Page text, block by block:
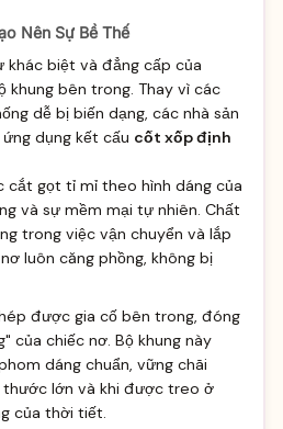
Nên Sự Bề Thế
khác biệt và đẳng cấp của
khung bên trong. Thay vì các
dễ bị biến dạng, các nhà sản
dụng kết cấu cốt xốp định
gọt tỉ mỉ theo hình dáng của
và sự mềm mại tự nhiên. Chất
trong việc vận chuyển và lắp
luôn căng phồng, không bị
được gia cố bên trong, đóng
của chiếc nơ. Bộ khung này
dáng chuẩn, vững chãi
thước lớn và khi được treo ở
của thời tiết.